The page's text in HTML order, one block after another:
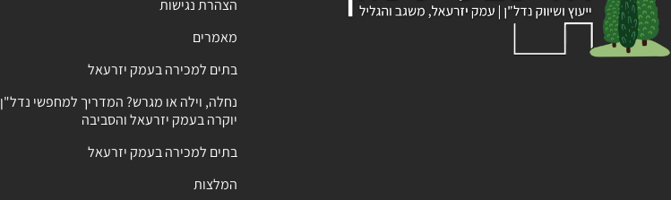
הצהרת נגישות
מאמרים
בתים למכירה בעמק יזרעאל
נחלה, וילה או מגרש? המדריך למחפשי נדל"ן
יוקרה בעמק יזרעאל והסביבה
בתים למכירה בעמק יזרעאל
המלצות